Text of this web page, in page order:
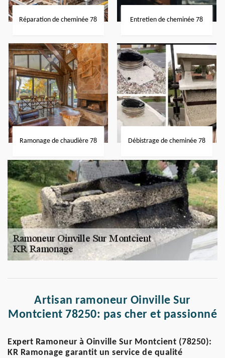
Réparation de cheminée 78 Entretien de cheminée 78
Ramonage de chaudière 78 Débistrage de cheminée 78
Artisan ramoneur Oinville Sur
Montcient 78250: pas cher et passionné
Expert Ramoneur à Oinville Sur Montcient (78250):
KR Ramonage garantit un service de qualité